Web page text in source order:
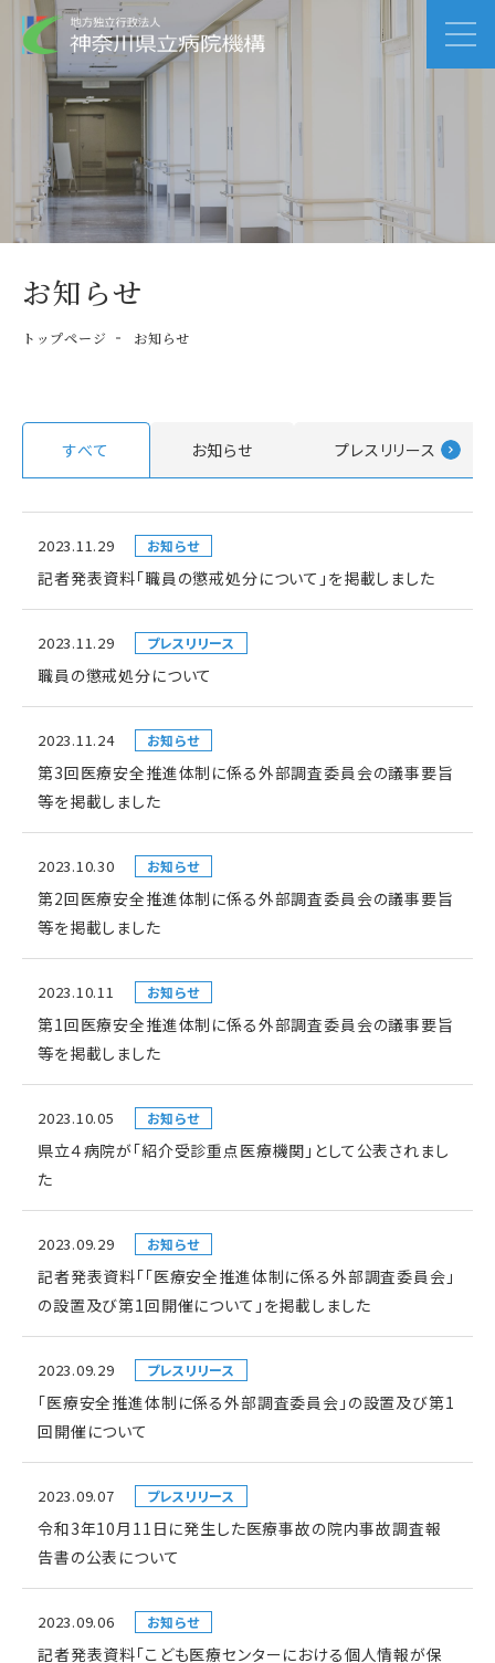
お知らせ
トップページ お知らせ
すべて お知らせ プレスリリース
2023.11.29 お知らせ
記者発表資料「職員の懲戒処分について」を掲載しました
2023.11.29 プレスリリース
職員の懲戒処分について
2023.11.24 お知らせ
第3回医療安全推進体制に係る外部調査委員会の議事要旨
等を掲載しました
2023.10.30 お知らせ
第2回医療安全推進体制に係る外部調査委員会の議事要旨
等を掲載しました
2023.10.11 お知らせ
第1回医療安全推進体制に係る外部調査委員会の議事要旨
等を掲載しました
2023.10.05 お知らせ
県立４病院が「紹介受診重点医療機関」として公表されまし
た
2023.09.29 お知らせ
記者発表資料「「医療安全推進体制に係る外部調査委員会」
の設置及び第1回開催について」を掲載しました
2023.09.29 プレスリリース
「医療安全推進体制に係る外部調査委員会」の設置及び第1
回開催について
2023.09.07 プレスリリース
令和3年10月11日に発生した医療事故の院内事故調査報
告書の公表について
2023.09.06 お知らせ
記者発表資料「こども医療センターにおける個人情報が保